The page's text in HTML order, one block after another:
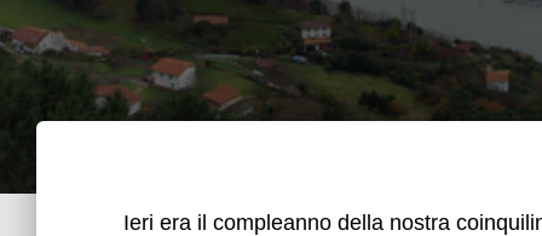
Ieri era il compleanno della nostra